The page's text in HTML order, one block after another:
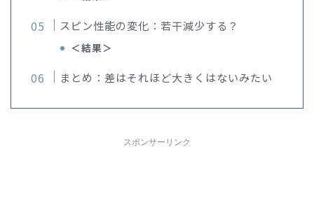
スピン性能の変化：若干減少する？
＜結果＞
まとめ：差はそれほど大きくはないみたい
スポンサーリンク